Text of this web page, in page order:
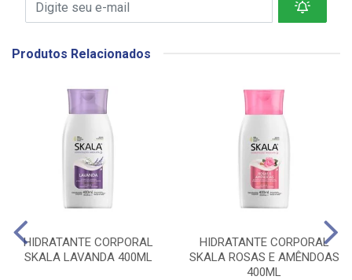
Produtos Relacionados
HIDRATANTE CORPORAL
SKALA LAVANDA 400ML
HIDRATANTE CORPORAL
SKALA ROSAS E AMÊNDOAS
400ML